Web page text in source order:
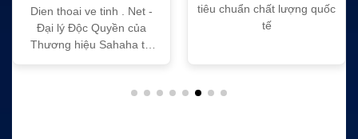
Dien thoai ve tinh . Net -
Đại lý Độc Quyền của
Thương hiệu Sahaha tại
tiêu chuẩn chất lượng quốc
tế